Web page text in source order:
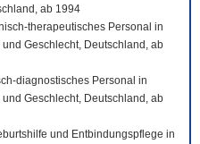
ab 1994
therapeutisches Personal in
Geschlecht, Deutschland, ab
diagnostisches Personal in
Geschlecht, Deutschland, ab
und Entbindungspflege in